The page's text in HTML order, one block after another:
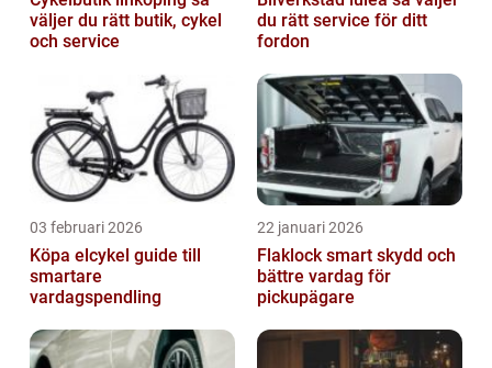
väljer du rätt butik, cykel
och service
du rätt service för ditt
fordon
03 februari 2026
Köpa elcykel guide till
smartare
vardagspendling
22 januari 2026
Flaklock smart skydd och
bättre vardag för
pickupägare